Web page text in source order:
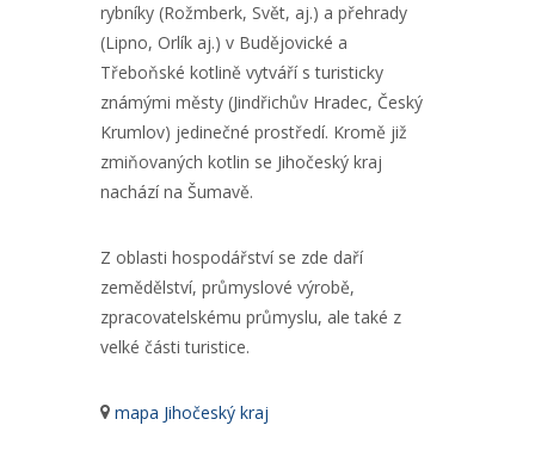
rybníky (Rožmberk, Svět, aj.) a přehrady
(Lipno, Orlík aj.) v Budějovické a
Třeboňské kotlině vytváří s turisticky
známými městy (Jindřichův Hradec, Český
Krumlov) jedinečné prostředí. Kromě již
zmiňovaných kotlin se Jihočeský kraj
nachází na Šumavě.
Z oblasti hospodářství se zde daří
zemědělství, průmyslové výrobě,
zpracovatelskému průmyslu, ale také z
velké části turistice.
mapa Jihočeský kraj